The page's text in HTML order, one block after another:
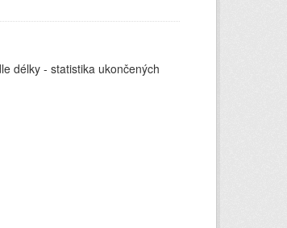
délky - statistika ukončených